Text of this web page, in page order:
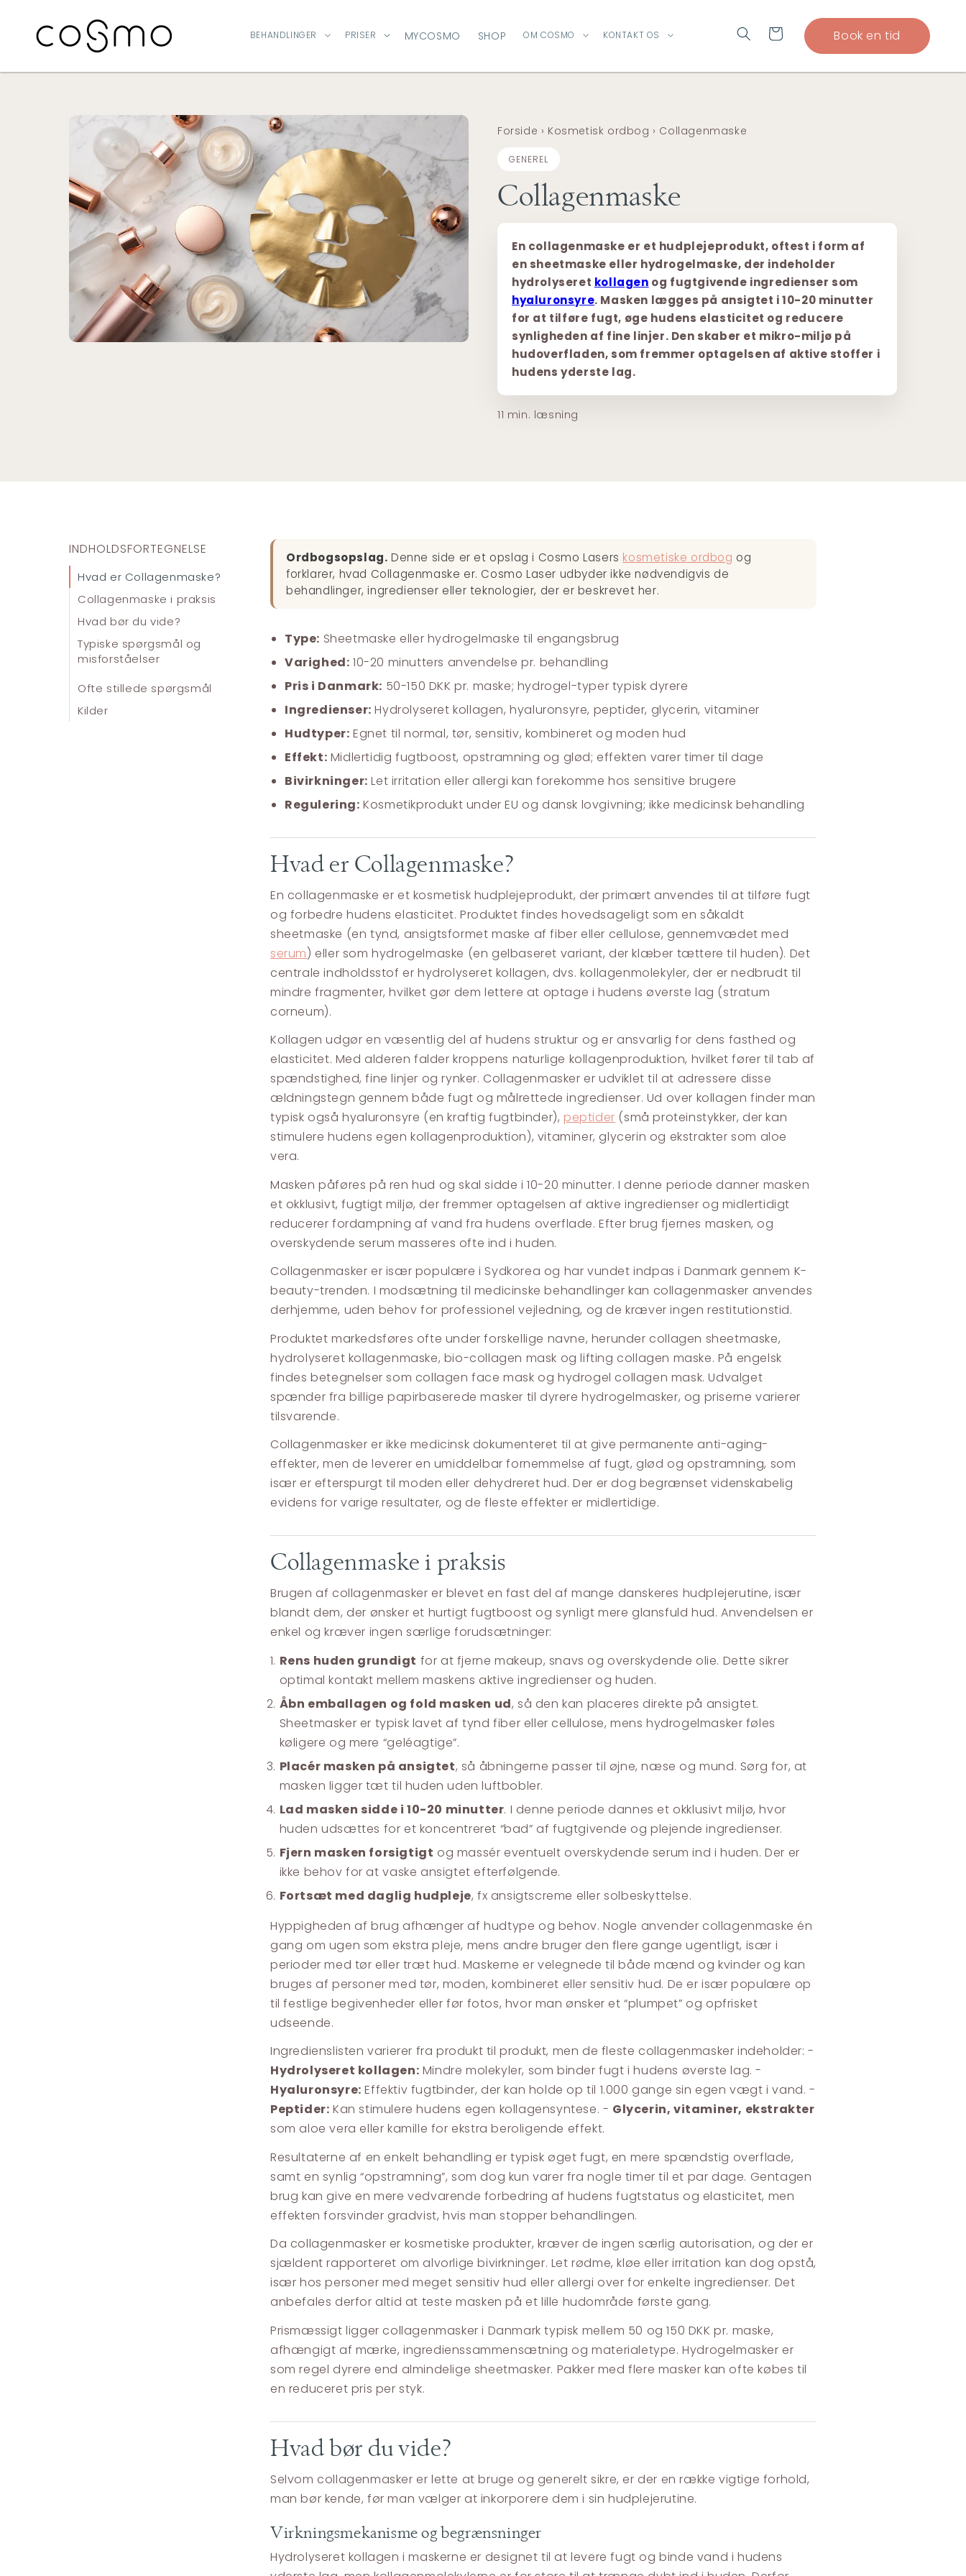
INDHOLD
BEHANDLINGER PRISER MYCOSMO SHOP OM COSMO KONTAKT OS Indkøbskurv Book en tid
Forside › Kosmetisk ordbog › Collagenmaske
GENEREL
Collagenmaske
En collagenmaske er et hudplejeprodukt, oftest i form af
en sheetmaske eller hydrogelmaske, der indeholder
hydrolyseret kollagen og fugtgivende ingredienser som
hyaluronsyre. Masken lægges på ansigtet i 10-20 minutter
for at tilføre fugt, øge hudens elasticitet og reducere
synligheden af fine linjer. Den skaber et mikro-miljø på
hudoverfladen, som fremmer optagelsen af aktive stoffer i
hudens yderste lag.
11 min. læsning
INDHOLDSFORTEGNELSE
Hvad er Collagenmaske?
Collagenmaske i praksis
Hvad bør du vide?
Typiske spørgsmål og
misforståelser
Ofte stillede spørgsmål
Kilder
Ordbogsopslag. Denne side er et opslag i Cosmo Lasers kosmetiske ordbog og
forklarer, hvad Collagenmaske er. Cosmo Laser udbyder ikke nødvendigvis de
behandlinger, ingredienser eller teknologier, der er beskrevet her.
Type: Sheetmaske eller hydrogelmaske til engangsbrug
Varighed: 10-20 minutters anvendelse pr. behandling
Pris i Danmark: 50-150 DKK pr. maske; hydrogel-typer typisk dyrere
Ingredienser: Hydrolyseret kollagen, hyaluronsyre, peptider, glycerin, vitaminer
Hudtyper: Egnet til normal, tør, sensitiv, kombineret og moden hud
Effekt: Midlertidig fugtboost, opstramning og glød; effekten varer timer til dage
Bivirkninger: Let irritation eller allergi kan forekomme hos sensitive brugere
Regulering: Kosmetikprodukt under EU og dansk lovgivning; ikke medicinsk behandling
Hvad er Collagenmaske?
En collagenmaske er et kosmetisk hudplejeprodukt, der primært anvendes til at tilføre fugt
og forbedre hudens elasticitet. Produktet findes hovedsageligt som en såkaldt
sheetmaske (en tynd, ansigtsformet maske af fiber eller cellulose, gennemvædet med
serum) eller som hydrogelmaske (en gelbaseret variant, der klæber tættere til huden). Det
centrale indholdsstof er hydrolyseret kollagen, dvs. kollagenmolekyler, der er nedbrudt til
mindre fragmenter, hvilket gør dem lettere at optage i hudens øverste lag (stratum
corneum).
Kollagen udgør en væsentlig del af hudens struktur og er ansvarlig for dens fasthed og
elasticitet. Med alderen falder kroppens naturlige kollagenproduktion, hvilket fører til tab af
spændstighed, fine linjer og rynker. Collagenmasker er udviklet til at adressere disse
ældningstegn gennem både fugt og målrettede ingredienser. Ud over kollagen finder man
typisk også hyaluronsyre (en kraftig fugtbinder), peptider (små proteinstykker, der kan
stimulere hudens egen kollagenproduktion), vitaminer, glycerin og ekstrakter som aloe
vera.
Masken påføres på ren hud og skal sidde i 10-20 minutter. I denne periode danner masken
et okklusivt, fugtigt miljø, der fremmer optagelsen af aktive ingredienser og midlertidigt
reducerer fordampning af vand fra hudens overflade. Efter brug fjernes masken, og
overskydende serum masseres ofte ind i huden.
Collagenmasker er især populære i Sydkorea og har vundet indpas i Danmark gennem K-
beauty-trenden. I modsætning til medicinske behandlinger kan collagenmasker anvendes
derhjemme, uden behov for professionel vejledning, og de kræver ingen restitutionstid.
Produktet markedsføres ofte under forskellige navne, herunder collagen sheetmaske,
hydrolyseret kollagenmaske, bio-collagen mask og lifting collagen maske. På engelsk
findes betegnelser som collagen face mask og hydrogel collagen mask. Udvalget
spænder fra billige papirbaserede masker til dyrere hydrogelmasker, og priserne varierer
tilsvarende.
Collagenmasker er ikke medicinsk dokumenteret til at give permanente anti-aging-
effekter, men de leverer en umiddelbar fornemmelse af fugt, glød og opstramning, som
især er efterspurgt til moden eller dehydreret hud. Der er dog begrænset videnskabelig
evidens for varige resultater, og de fleste effekter er midlertidige.
Collagenmaske i praksis
Brugen af collagenmasker er blevet en fast del af mange danskeres hudplejerutine, især
blandt dem, der ønsker et hurtigt fugtboost og synligt mere glansfuld hud. Anvendelsen er
enkel og kræver ingen særlige forudsætninger:
Rens huden grundigt for at fjerne makeup, snavs og overskydende olie. Dette sikrer
optimal kontakt mellem maskens aktive ingredienser og huden.
Åbn emballagen og fold masken ud, så den kan placeres direkte på ansigtet.
Sheetmasker er typisk lavet af tynd fiber eller cellulose, mens hydrogelmasker føles
køligere og mere “geléagtige”.
Placér masken på ansigtet, så åbningerne passer til øjne, næse og mund. Sørg for, at
masken ligger tæt til huden uden luftbobler.
Lad masken sidde i 10-20 minutter. I denne periode dannes et okklusivt miljø, hvor
huden udsættes for et koncentreret “bad” af fugtgivende og plejende ingredienser.
Fjern masken forsigtigt og massér eventuelt overskydende serum ind i huden. Der er
ikke behov for at vaske ansigtet efterfølgende.
Fortsæt med daglig hudpleje, fx ansigtscreme eller solbeskyttelse.
Hyppigheden af brug afhænger af hudtype og behov. Nogle anvender collagenmaske én
gang om ugen som ekstra pleje, mens andre bruger den flere gange ugentligt, især i
perioder med tør eller træt hud. Maskerne er velegnede til både mænd og kvinder og kan
bruges af personer med tør, moden, kombineret eller sensitiv hud. De er især populære op
til festlige begivenheder eller før fotos, hvor man ønsker et “plumpet” og opfrisket
udseende.
Ingredienslisten varierer fra produkt til produkt, men de fleste collagenmasker indeholder: -
Hydrolyseret kollagen: Mindre molekyler, som binder fugt i hudens øverste lag. -
Hyaluronsyre: Effektiv fugtbinder, der kan holde op til 1.000 gange sin egen vægt i vand. -
Peptider: Kan stimulere hudens egen kollagensyntese. - Glycerin, vitaminer, ekstrakter
som aloe vera eller kamille for ekstra beroligende effekt.
Resultaterne af en enkelt behandling er typisk øget fugt, en mere spændstig overflade,
samt en synlig “opstramning”, som dog kun varer fra nogle timer til et par dage. Gentagen
brug kan give en mere vedvarende forbedring af hudens fugtstatus og elasticitet, men
effekten forsvinder gradvist, hvis man stopper behandlingen.
Da collagenmasker er kosmetiske produkter, kræver de ingen særlig autorisation, og der er
sjældent rapporteret om alvorlige bivirkninger. Let rødme, kløe eller irritation kan dog opstå,
især hos personer med meget sensitiv hud eller allergi over for enkelte ingredienser. Det
anbefales derfor altid at teste masken på et lille hudområde første gang.
Prismæssigt ligger collagenmasker i Danmark typisk mellem 50 og 150 DKK pr. maske,
afhængigt af mærke, ingredienssammensætning og materialetype. Hydrogelmasker er
som regel dyrere end almindelige sheetmasker. Pakker med flere masker kan ofte købes til
en reduceret pris per styk.
Hvad bør du vide?
Selvom collagenmasker er lette at bruge og generelt sikre, er der en række vigtige forhold,
man bør kende, før man vælger at inkorporere dem i sin hudplejerutine.
Virkningsmekanisme og begrænsninger
Hydrolyseret kollagen i maskerne er designet til at levere fugt og binde vand i hudens